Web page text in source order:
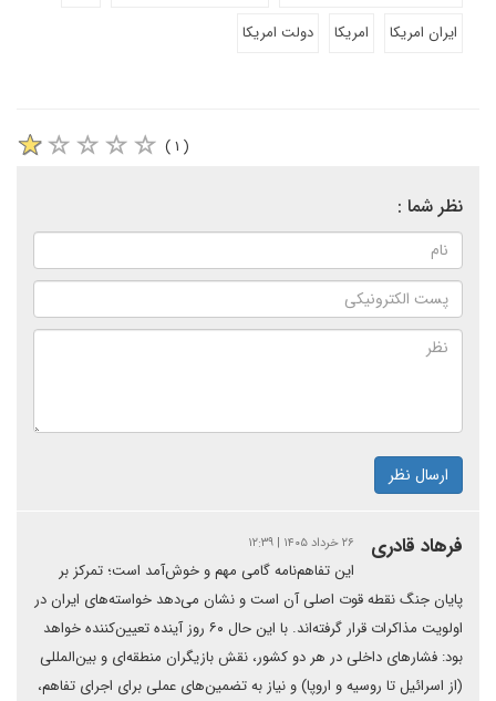
ایران امریکا
امریکا دولت امریکا
( ۱ )
نظر شما :
ارسال نظر
فرهاد قادری ۲۶ خرداد ۱۴۰۵ | ۱۲:۳۹
این تفاهم‌نامه گامی مهم و خوش‌آمد است؛ تمرکز بر
پایان جنگ نقطه قوت اصلی آن است و نشان می‌دهد خواسته‌های ایران در
اولویت مذاکرات قرار گرفته‌اند. با این حال ۶۰ روز آینده تعیین‌کننده خواهد
بود: فشارهای داخلی در هر دو کشور، نقش بازیگران منطقه‌ای و بین‌المللی
(از اسرائیل تا روسیه و اروپا) و نیاز به تضمین‌های عملی برای اجرای تفاهم،